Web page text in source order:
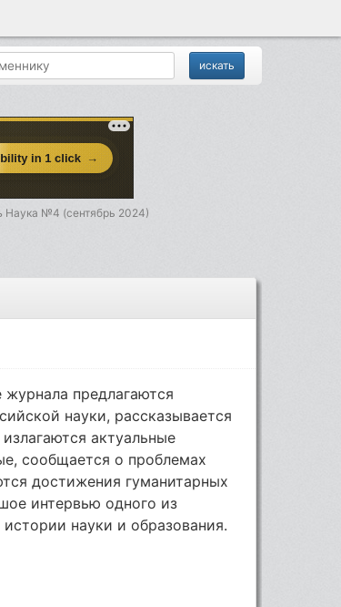
Наука №4 (сентябрь 2024)
предлагаются
науки, рассказывается
актуальные
сообщается о проблемах
достижения гуманитарных
интервью одного из
науки и образования.